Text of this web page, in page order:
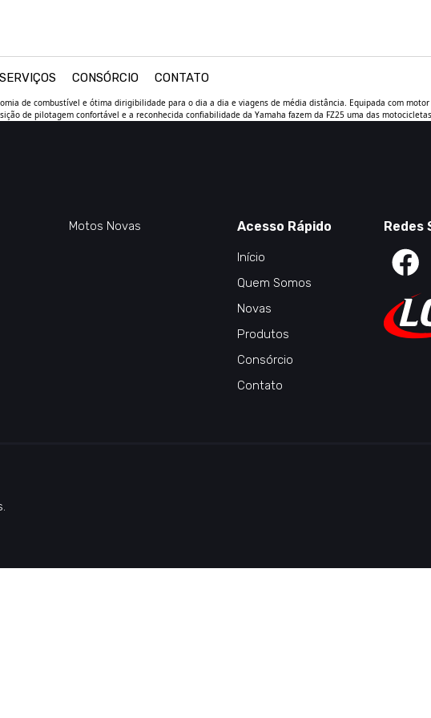
SERVIÇOS CONSÓRCIO CONTATO
de combustível e ótima dirigibilidade para o dia a dia e viagens de média distância. Equipada com
de pilotagem confortável e a reconhecida confiabilidade da Yamaha fazem da FZ25 uma das
Motos Novas Acesso Rápido
Início
Quem Somos
Novas
Produtos
Consórcio
Contato
Redes